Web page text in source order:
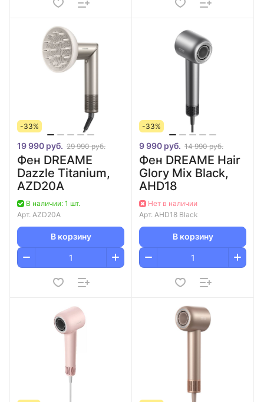
-33%
19 990 руб. 29 990 руб.
Фен DREAME
Dazzle Titanium,
AZD20A
В наличии: 1 шт.
Арт. AZD20A
В корзину
-33%
9 990 руб. 14 990 руб.
Фен DREAME Hair
Glory Mix Black,
AHD18
Нет в наличии
Арт. AHD18 Black
В корзину